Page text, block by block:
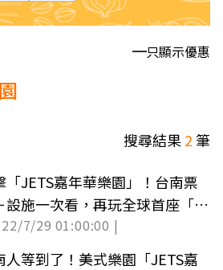
只顯示優惠
搜尋結果2筆
「JETS嘉年華樂園」！台南票
設施一次看，再玩全球首座「沉
院」7/29 01:00:00 |
人等到了！美式樂園「JETS嘉